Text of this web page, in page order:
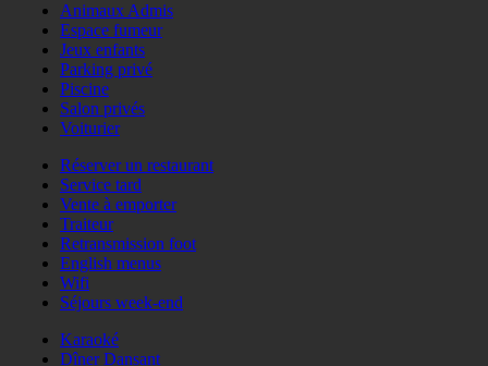
Animaux Admis
Espace fumeur
Jeux enfants
Parking privé
Piscine
Salon privés
Voiturier
Réserver un restaurant
Service tard
Vente à emporter
Traiteur
Retransmission foot
English menus
Wifi
Séjours week-end
Karaoké
Dîner Dansant